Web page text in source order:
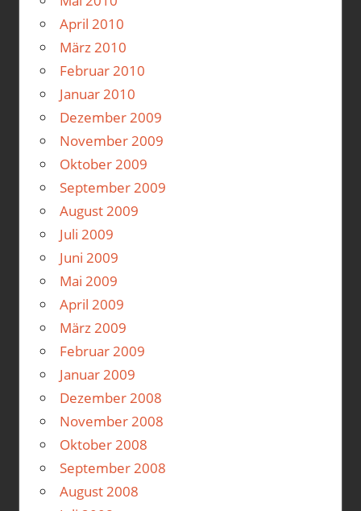
April 2010
März 2010
Februar 2010
Januar 2010
Dezember 2009
November 2009
Oktober 2009
September 2009
August 2009
Juli 2009
Juni 2009
Mai 2009
April 2009
März 2009
Februar 2009
Januar 2009
Dezember 2008
November 2008
Oktober 2008
September 2008
August 2008